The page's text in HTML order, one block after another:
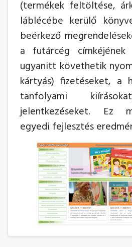
(termékek feltöltése,
láblécébe kerülő
beérkező
a futárcég címkéjének
ugyanitt követhetik
kártyás) fizetéseket, a
tanfolyami
jelentkezéseket. Ez
egyedi fejlesztés